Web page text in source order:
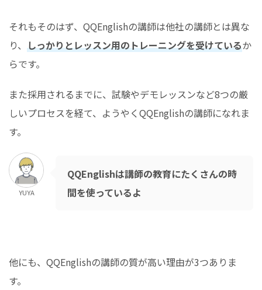
それもそのはず、QQEnglishの講師は他社の講師とは異な
り、 しっかりとレッスン用のトレーニングを受けているか
らです。
また採用されるまでに、試験やデモレッスンなど8つの厳
しいプロセスを経て、ようやくQQEnglishの講師になれま
す。
YUYA
QQEnglishは講師の教育にたくさんの時
間を使っているよ
他にも、QQEnglishの講師の質が高い理由が3つありま
す。